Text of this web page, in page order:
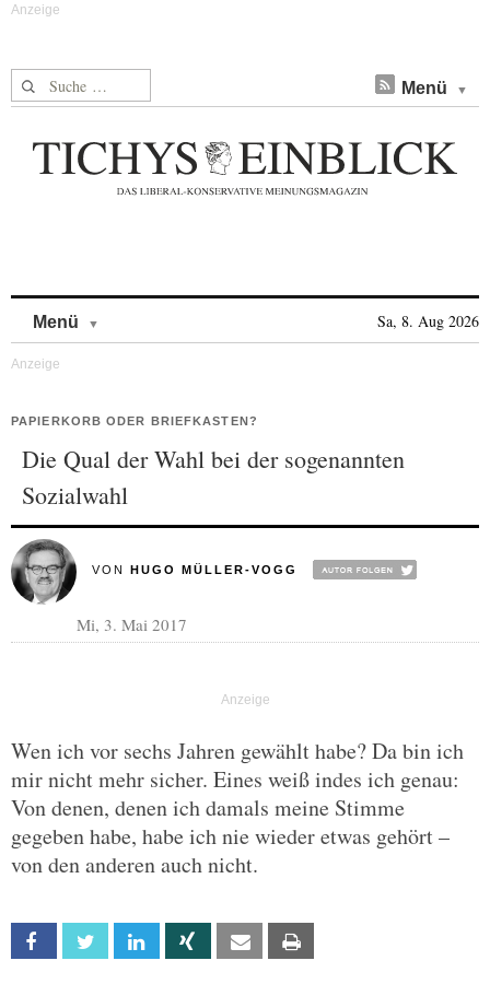
Suche nach: Menü
Menü Sa, 8. Aug 2026
PAPIERKORB ODER BRIEFKASTEN?
Die Qual der Wahl bei der sogenannten
Sozialwahl
VON HUGO MÜLLER-VOGG
Mi, 3. Mai 2017
Wen ich vor sechs Jahren gewählt habe? Da bin ich
mir nicht mehr sicher. Eines weiß indes ich genau:
Von denen, denen ich damals meine Stimme
gegeben habe, habe ich nie wieder etwas gehört –
von den anderen auch nicht.
Facebook Twitter Linkedin Xing Email